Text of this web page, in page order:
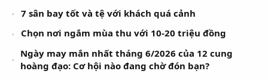
Đối với khách là trẻ em dưới 2 tuổi, yêu cầu phải đưa đầy đủ
đại lý khi đặt vé, tuyệt đối không để tình trạng ra sân bay mới
đưa thông tin của em bé vào booking.
7 sân bay tốt và tệ với khách quá cảnh
Chọn nơi ngắm mùa thu với 10-20 triệu đồng
Ngày may mắn nhất tháng 6/2026 của 12 cung
hoàng đạo: Cơ hội nào đang chờ đón bạn?